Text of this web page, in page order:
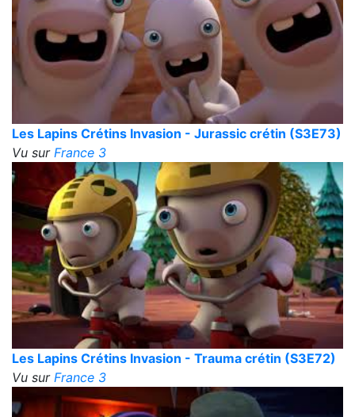
Les Lapins Crétins Invasion - Jurassic crétin (S3E73)
Vu sur France 3
Les Lapins Crétins Invasion - Trauma crétin (S3E72)
Vu sur France 3